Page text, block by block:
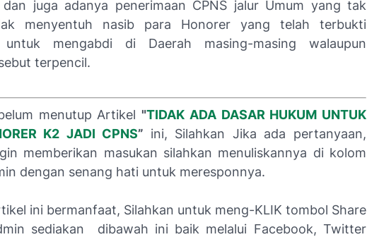
dan juga adanya penerimaan CPNS jalur Umum yang tak
menyentuh nasib para Honorer yang telah terbukti
untuk mengabdi di Daerah masing-masing walaupun
terpencil.
menutup Artikel "TIDAK ADA DASAR HUKUM UNTUK
K2 JADI CPNS” ini, Silahkan Jika ada pertanyaan,
memberikan masukan silahkan menuliskannya di kolom
dengan senang hati untuk meresponnya.
ini bermanfaat, Silahkan untuk meng-KLIK tombol Share
sediakan dibawah ini baik melalui Facebook, Twitter